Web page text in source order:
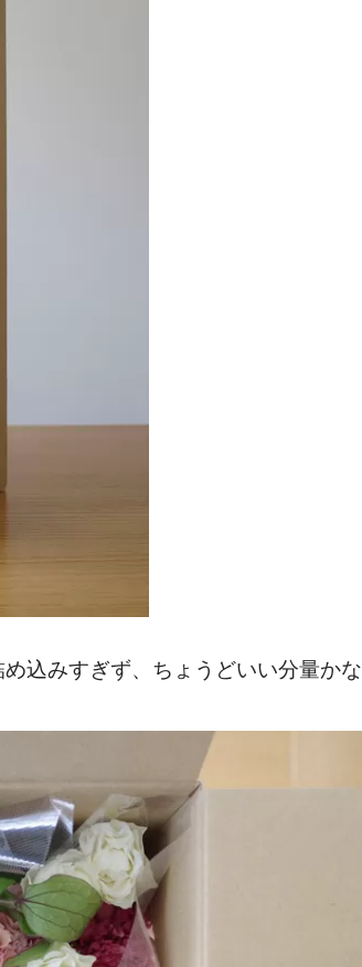
込みすぎず、ちょうどいい分量かな